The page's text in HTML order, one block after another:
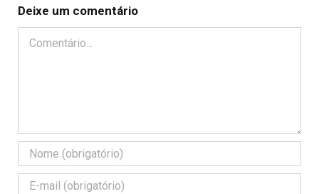
Deixe um comentário
Comentário